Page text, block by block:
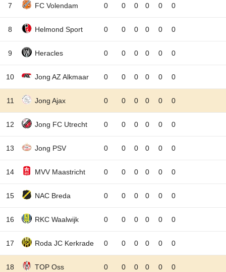
7 FC Volendam 0 0 0 0 0 0
8 Helmond Sport 0 0 0 0 0 0
9 Heracles 0 0 0 0 0 0
10 Jong AZ Alkmaar 0 0 0 0 0 0
11 Jong Ajax 0 0 0 0 0 0
12 Jong FC Utrecht 0 0 0 0 0 0
13 Jong PSV 0 0 0 0 0 0
14 MVV Maastricht 0 0 0 0 0 0
15 NAC Breda 0 0 0 0 0 0
16 RKC Waalwijk 0 0 0 0 0 0
17 Roda JC Kerkrade 0 0 0 0 0 0
18 TOP Oss 0 0 0 0 0 0